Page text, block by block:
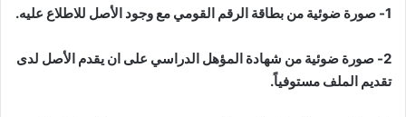
1- صورة ضوئية من بطاقة الرقم القومي مع وجود الأصل للاطلاع عليه.
2- صورة ضوئية من شهادة المؤهل الدراسي على ان يقدم الأصل لدى
تقديم الملف مستوفياً.